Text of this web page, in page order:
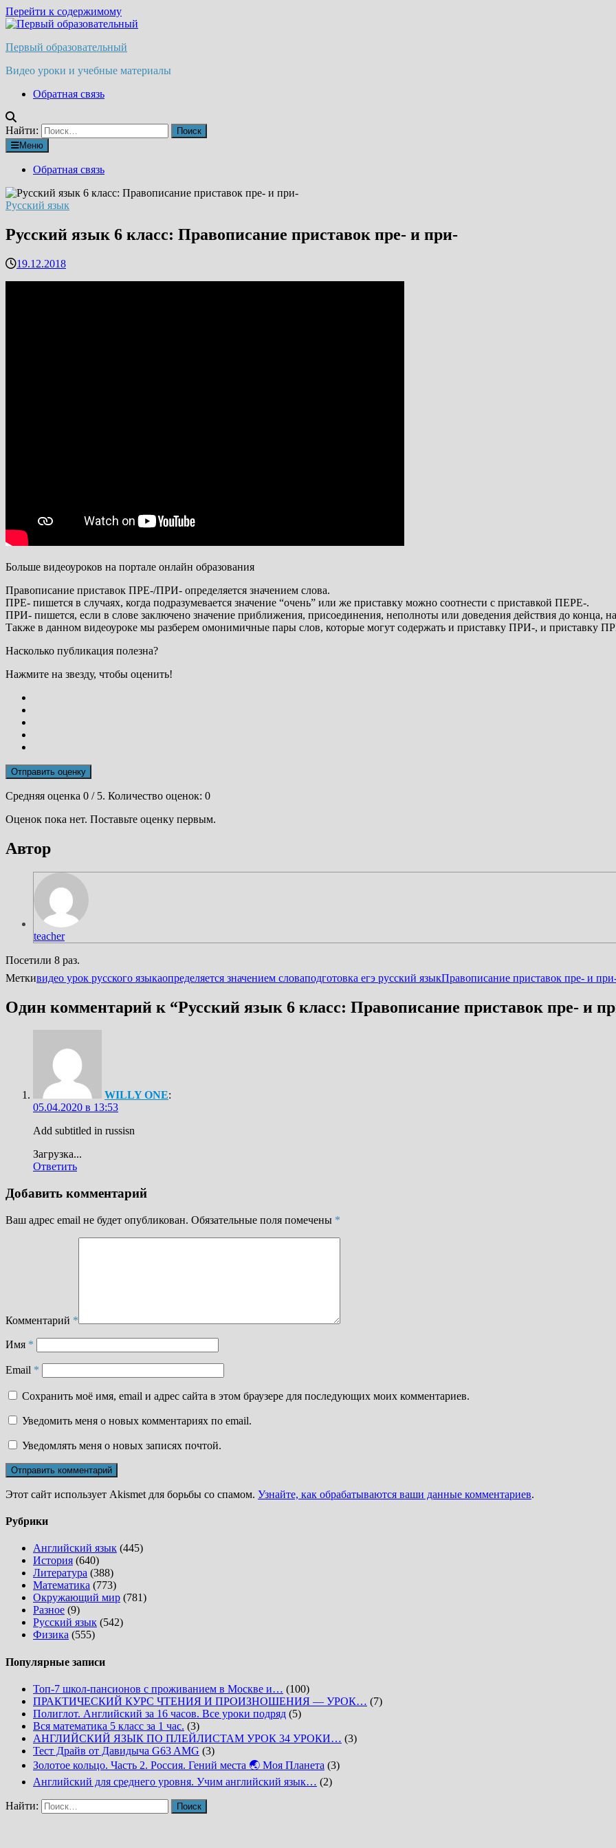
Перейти к содержимому
Первый образовательный
Видео уроки и учебные материалы
Обратная связь
Найти:
Меню
Обратная связь
Русский язык
Русский язык 6 класс: Правописание приставок пре- и при-
19.12.2018
Больше видеоуроков на портале онлайн образования
Правописание приставок ПРЕ-/ПРИ- определяется значением слова.
ПРЕ- пишется в случаях, когда подразумевается значение “очень” или же приставку можно соотнести с приставкой ПЕРЕ-.
ПРИ- пишется, если в слове заключено значение приближения, присоединения, неполноты или доведения действия до конца,
Также в данном видеоуроке мы разберем омонимичные пары слов, которые могут содержать и приставку ПРИ-, и приставку
Насколько публикация полезна?
Нажмите на звезду, чтобы оценить!
Отправить оценку
Средняя оценка 0 / 5. Количество оценок: 0
Оценок пока нет. Поставьте оценку первым.
Автор
teacher
Посетили 8 раз.
Меткивидео урок русского языкаопределяется значением словаподготовка егэ русский языкПравописание приставок пре- и
Один комментарий к “Русский язык 6 класс: Правописание приставок пре- и
WILLY ONE:
05.04.2020 в 13:53
Add subtitled in russisn
Загрузка...
Ответить
Добавить комментарий
Ваш адрес email не будет опубликован. Обязательные поля помечены *
Комментарий *
Имя *
Email *
Сохранить моё имя, email и адрес сайта в этом браузере для последующих моих комментариев.
Уведомить меня о новых комментариях по email.
Уведомлять меня о новых записях почтой.
Этот сайт использует Akismet для борьбы со спамом. Узнайте, как обрабатываются ваши данные комментариев.
Рубрики
Английский язык (445)
История (640)
Литература (388)
Математика (773)
Окружающий мир (781)
Разное (9)
Русский язык (542)
Физика (555)
Популярные записи
Топ-7 школ-пансионов с проживанием в Москве и… (100)
ПРАКТИЧЕСКИЙ КУРС ЧТЕНИЯ И ПРОИЗНОШЕНИЯ — УРОК… (7)
Полиглот. Английский за 16 часов. Все уроки подряд (5)
Вся математика 5 класс за 1 час. (3)
АНГЛИЙСКИЙ ЯЗЫК ПО ПЛЕЙЛИСТАМ УРОК 34 УРОКИ… (3)
Тест Драйв от Давидыча G63 AMG (3)
Золотое кольцо. Часть 2. Россия. Гений места 🌏 Моя Планета (3)
Английский для среднего уровня. Учим английский язык… (2)
Найти: